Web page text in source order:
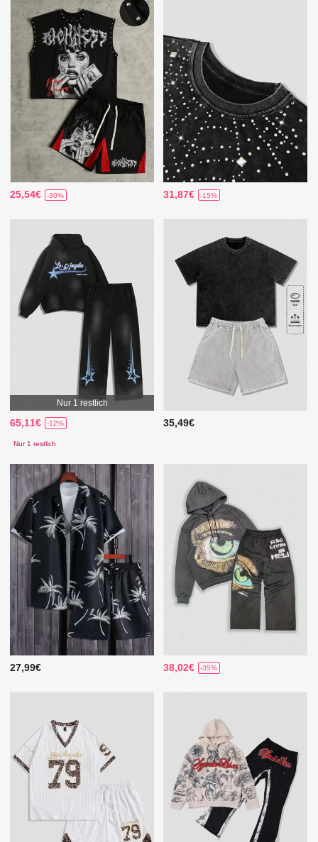
25,54€ -30% 31,87€ -15%
Nur 1 restlich
65,11€ -12%
Nur 1 restlich
35,49€
27,99€ 38,02€ -35%